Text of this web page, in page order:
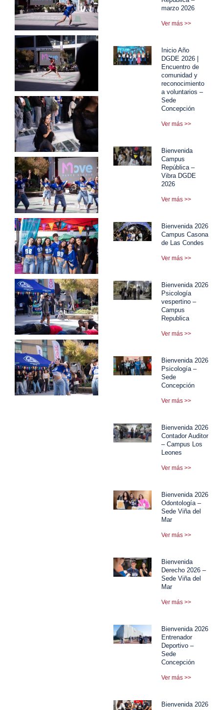
marzo 2026
Ver más >>
Inicio Año
DGDE 2026 |
Encuentro de
comunidad y
reconocimiento
a voluntarios –
Sede
Concepción
Ver más >>
Bienvenida
Campus
República –
Vibra DGDE
2026
Ver más >>
Bienvenida 2026
Campus Casona
de Las Condes
Ver más >>
Bienvenida 2026
Psicología
vespertino –
Campus
Republica
Ver más >>
Bienvenida 2026
Psicología –
Sede
Concepción
Ver más >>
Bienvenida 2026
Contador Auditor
– Campus Los
Leones
Ver más >>
Bienvenida 2026
Odontología –
Sede Viña del
Mar
Ver más >>
Bienvenida
Derecho 2026 –
Sede Viña del
Mar
Ver más >>
Bienvenida 2026
Entrenador
Deportivo –
Sede
Concepción
Ver más >>
Bienvenida 2026